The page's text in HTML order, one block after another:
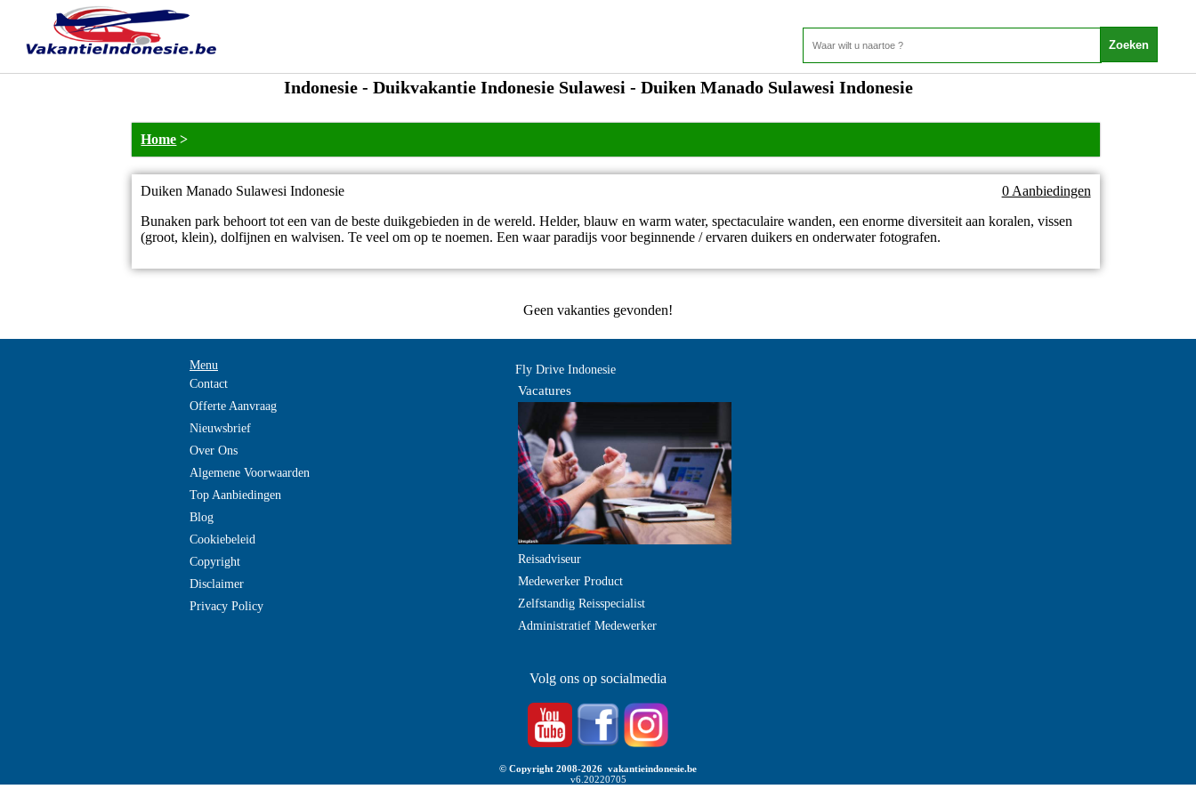
Indonesie - Duikvakantie Indonesie Sulawesi - Duiken Manado Sulawesi Indonesie
Home >
Duiken Manado Sulawesi Indonesie
0 Aanbiedingen
Bunaken park behoort tot een van de beste duikgebieden in de wereld. Helder, blauw en warm water, spectaculaire wanden, een enorme diversiteit aan koralen, vissen
(groot, klein), dolfijnen en walvisen. Te veel om op te noemen. Een waar paradijs voor beginnende / ervaren duikers en onderwater fotografen.
Geen vakanties gevonden!
Menu
Contact
Offerte Aanvraag
Nieuwsbrief
Over Ons
Algemene Voorwaarden
Top Aanbiedingen
Blog
Cookiebeleid
Copyright
Disclaimer
Privacy Policy
Fly Drive Indonesie
Vacatures
Reisadviseur
Medewerker Product
Zelfstandig Reisspecialist
Administratief Medewerker
Volg ons op socialmedia
© Copyright 2008-2026 vakantieindonesie.be
v6.20220705